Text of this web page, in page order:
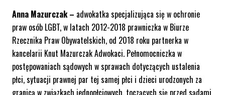
Anna Mazurczak – adwokatka specjalizująca się w ochronie
praw osób LGBT, w latach 2012-2018 prawniczka w Biurze
Rzecznika Praw Obywatelskich, od 2018 roku partnerka w
kancelarii Knut Mazurczak Adwokaci. Pełnomocniczka w
postępowaniach sądowych w sprawach dotyczących ustalenia
płci, sytuacji prawnej par tej samej płci i dzieci urodzonych za